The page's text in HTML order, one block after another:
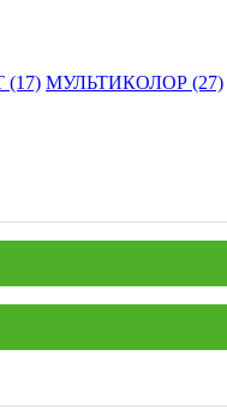
МУЛЬТИКОЛОР (27)